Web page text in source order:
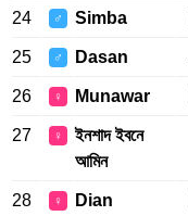
24 ♂ Simba
25 ♂ Dasan
26 ♀ Munawar
27 ♀
ইনশাদ ইবনে
আমিন
28 ♀ Dian